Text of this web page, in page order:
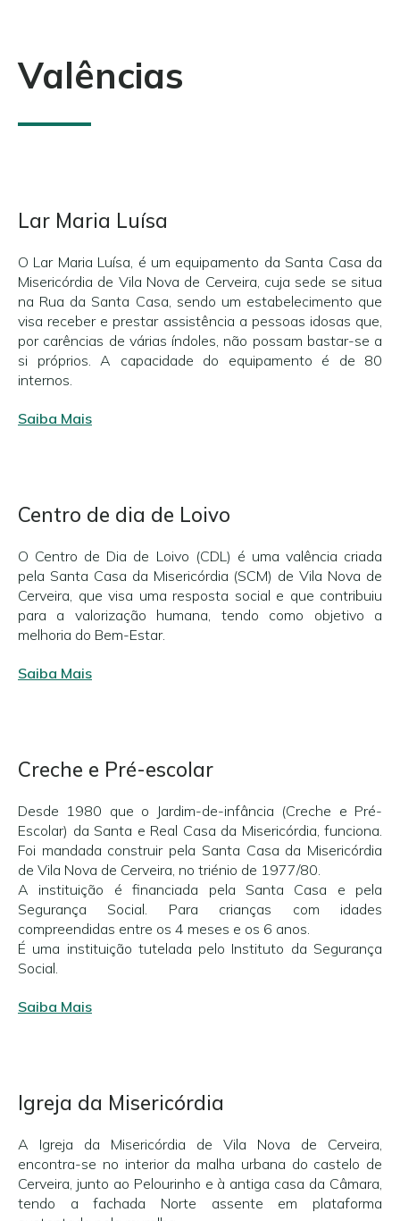
Valências
Lar Maria Luísa
O Lar Maria Luísa, é um equipamento da Santa Casa da
Misericórdia de Vila Nova de Cerveira, cuja sede se situa
na Rua da Santa Casa, sendo um estabelecimento que
visa receber e prestar assistência a pessoas idosas que,
por carências de várias índoles, não possam bastar-se a
si próprios. A capacidade do equipamento é de 80
internos.
Saiba Mais
Centro de dia de Loivo
O Centro de Dia de Loivo (CDL) é uma valência criada
pela Santa Casa da Misericórdia (SCM) de Vila Nova de
Cerveira, que visa uma resposta social e que contribuiu
para a valorização humana, tendo como objetivo a
melhoria do Bem-Estar.
Saiba Mais
Creche e Pré-escolar
Desde 1980 que o Jardim-de-infância (Creche e Pré-
Escolar) da Santa e Real Casa da Misericórdia, funciona.
Foi mandada construir pela Santa Casa da Misericórdia
de Vila Nova de Cerveira, no triénio de 1977/80.
A instituição é financiada pela Santa Casa e pela
Segurança Social. Para crianças com idades
compreendidas entre os 4 meses e os 6 anos.
É uma instituição tutelada pelo Instituto da Segurança
Social.
Saiba Mais
Igreja da Misericórdia
A Igreja da Misericórdia de Vila Nova de Cerveira,
encontra-se no interior da malha urbana do castelo de
Cerveira, junto ao Pelourinho e à antiga casa da Câmara,
tendo a fachada Norte assente em plataforma